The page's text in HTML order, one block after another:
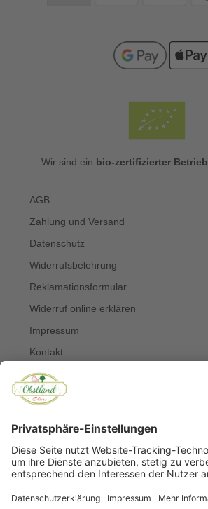
Wir sind ein bio-zertifizierter Betrieb
AGB
Zahlung und Versand
Datenschutz
Widerrufsbelehrung
Reklamationsformular
Widerruf online erklären
Impressum
Kontakt
Über uns
Allergiker
© Copyright 2022 Obstland Ehlers